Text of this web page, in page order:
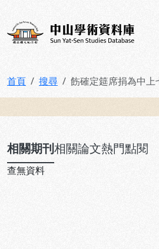
中山學術資料庫
首頁 搜尋 飭確定筵席捐為中
相關期刊相關論文熱門點閱
查無資料